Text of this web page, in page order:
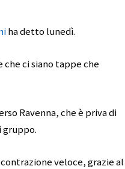
ha detto lunedì.
che ci siano tappe che
Ravenna, che è priva di
gruppo.
veloce, grazie al